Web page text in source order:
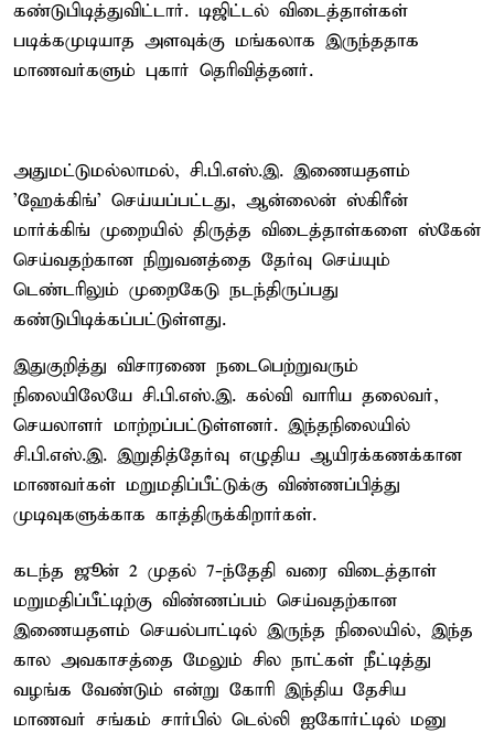
கண்டுபிடித்துவிட்டார். டிஜிட்டல் விடைத்தாள்கள்
படிக்கமுடியாத அளவுக்கு மங்கலாக இருந்ததாக
மாணவர்களும் புகார் தெரிவித்தனர்.
அதுமட்டுமல்லாமல், சி.பி.எஸ்.இ. இணையதளம்
'ஹேக்கிங்' செய்யப்பட்டது, ஆன்லைன் ஸ்கிரீன்
மார்க்கிங் முறையில் திருத்த விடைத்தாள்களை ஸ்கேன்
செய்வதற்கான நிறுவனத்தை தேர்வு செய்யும்
டெண்டரிலும் முறைகேடு நடந்திருப்பது
கண்டுபிடிக்கப்பட்டுள்ளது.
இதுகுறித்து விசாரணை நடைபெற்றுவரும்
நிலையிலேயே சி.பி.எஸ்.இ. கல்வி வாரிய தலைவர்,
செயலாளர் மாற்றப்பட்டுள்ளனர். இந்தநிலையில்
சி.பி.எஸ்.இ. இறுதித்தேர்வு எழுதிய ஆயிரக்கணக்கான
மாணவர்கள் மறுமதிப்பீட்டுக்கு விண்ணப்பித்து
முடிவுகளுக்காக காத்திருக்கிறார்கள்.
கடந்த ஜூன் 2 முதல் 7-ந்தேதி வரை விடைத்தாள்
மறுமதிப்பீட்டிற்கு விண்ணப்பம் செய்வதற்கான
இணையதளம் செயல்பாட்டில் இருந்த நிலையில், இந்த
கால அவகாசத்தை மேலும் சில நாட்கள் நீட்டித்து
வழங்க வேண்டும் என்று கோரி இந்திய தேசிய
மாணவர் சங்கம் சார்பில் டெல்லி ஐகோர்ட்டில் மனு